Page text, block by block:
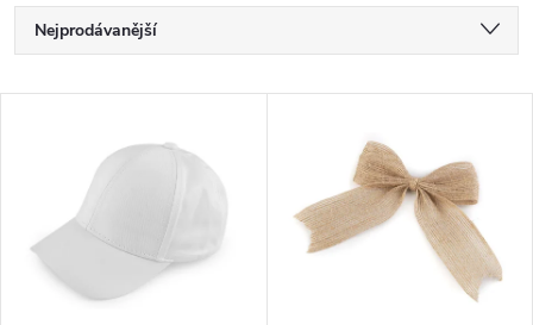
Ř
a
n
Nejprodávanější
Abecedně
p